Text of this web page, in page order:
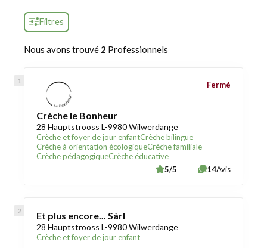
Filtres
Nous avons trouvé 2 Professionnels
Crèche le Bonheur
28 Hauptstrooss L-9980 Wilwerdange
Crèche et foyer de jour enfantCrèche bilingue
Crèche à orientation écologiqueCrèche familiale
Crèche pédagogiqueCrèche éducative
Fermé
5/5 14Avis
Et plus encore... Sàrl
28 Hauptstrooss L-9980 Wilwerdange
Crèche et foyer de jour enfant